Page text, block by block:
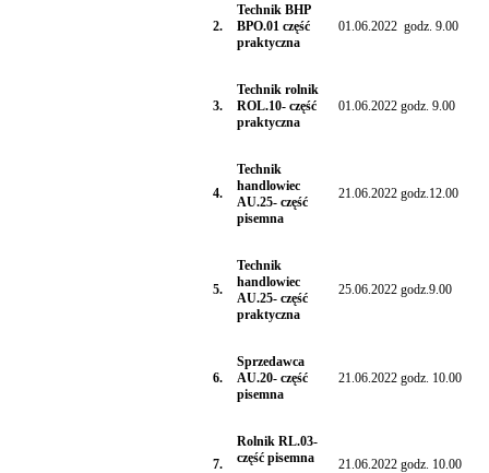
2.
Technik BHP
BPO.01 część
praktyczna
01.06.2022 godz. 9.00
3.
Technik rolnik
ROL.10- część
praktyczna
01.06.2022 godz. 9.00
4.
Technik
handlowiec
AU.25- część
pisemna
21.06.2022 godz.12.00
5.
Technik
handlowiec
AU.25- część
praktyczna
25.06.2022 godz.9.00
6.
Sprzedawca
AU.20- część
pisemna
21.06.2022 godz. 10.00
7.
Rolnik RL.03-
część pisemna
21.06.2022 godz. 10.00